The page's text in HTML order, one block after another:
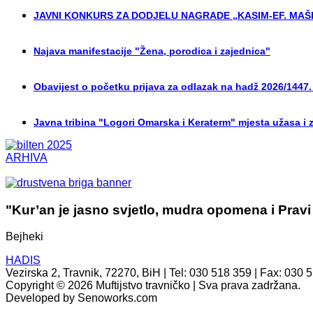
JAVNI KONKURS ZA DODJELU NAGRADE „KASIM-EF.
Najava manifestacije "Žena, porodica i zajednica"
Obavijest o početku prijava za odlazak na hadž 2026/
Javna tribina "Logori Omarska i Keraterm" mjesta užasa i
ARHIVA
"Kur’an je jasno svjetlo, mudra opomena i
Bejheki
HADIS
Vezirska 2, Travnik, 72270, BiH | Tel: 030 518 359 | Fax: 030
Copyright © 2026 Muftijstvo travničko | Sva prava zadržana.
Developed by Senoworks.com